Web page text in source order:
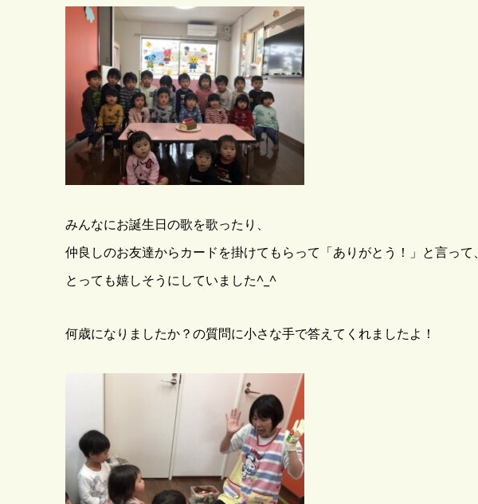
みんなにお誕生日の歌を歌ったり、
仲良しのお友達からカードを掛けてもらって「ありがとう！」と言って、
とっても嬉しそうにしていました^_^
何歳になりましたか？の質問に小さな手で答えてくれましたよ！